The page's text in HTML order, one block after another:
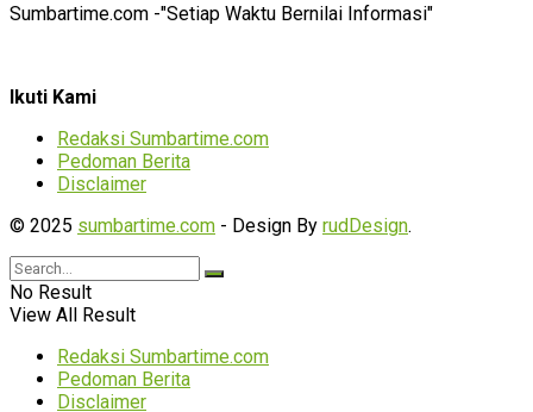
Sumbartime.com -"Setiap Waktu Bernilai Informasi"
Ikuti Kami
Redaksi Sumbartime.com
Pedoman Berita
Disclaimer
© 2025 sumbartime.com - Design By rudDesign.
No Result
View All Result
Redaksi Sumbartime.com
Pedoman Berita
Disclaimer